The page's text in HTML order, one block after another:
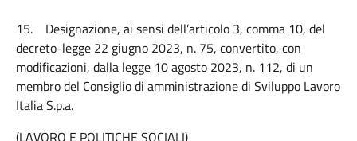
15. Designazione, ai sensi dell’articolo 3, comma 10, del
decreto-legge 22 giugno 2023, n. 75, convertito, con
modificazioni, dalla legge 10 agosto 2023, n. 112, di un
membro del Consiglio di amministrazione di Sviluppo Lavoro
Italia S.p.a.
(LAVORO E POLITICHE SOCIALI)